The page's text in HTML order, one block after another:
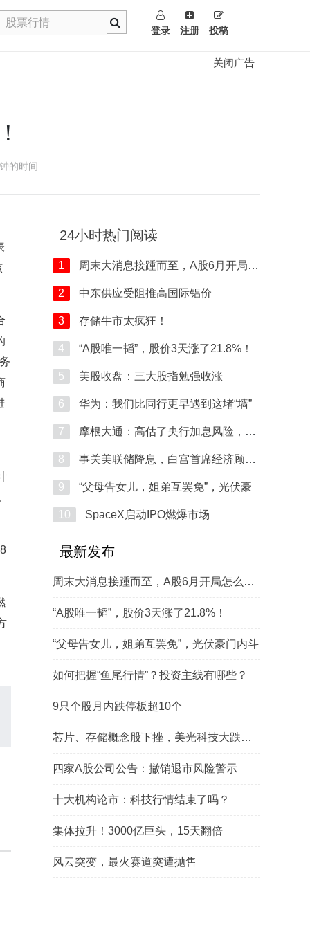
登录 注册 投稿
关闭广告
的时间
24小时热门阅读
1 周末大消息接踵而至，A股6月开局怎么走
2 中东供应受阻推高国际铝价
3 存储牛市太疯狂！
4 “A股唯一韬”，股价3天涨了21.8%！
5 美股收盘：三大股指勉强收涨
6 华为：我们比同行更早遇到这堵“墙”
7 摩根大通：高估了央行加息风险，低波
8 事关美联储降息，白宫首席经济顾问发
9 “父母告女儿，姐弟互罢免”，光伏豪
10 SpaceX启动IPO燃爆市场
最新发布
周末大消息接踵而至，A股6月开局怎么走？
“A股唯一韬”，股价3天涨了21.8%！
“父母告女儿，姐弟互罢免”，光伏豪门内斗
如何把握“鱼尾行情”？投资主线有哪些？
9只个股月内跌停板超10个
芯片、存储概念股下挫，美光科技大跌近6%
四家A股公司公告：撤销退市风险警示
十大机构论市：科技行情结束了吗？
集体拉升！3000亿巨头，15天翻倍
风云突变，最火赛道突遭抛售